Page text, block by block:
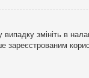
змініть в